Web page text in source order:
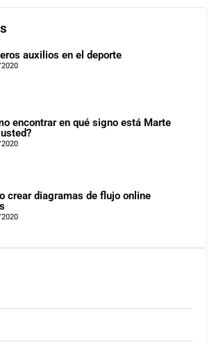
auxilios en el deporte
encontrar en qué signo está Marte
crear diagramas de flujo online